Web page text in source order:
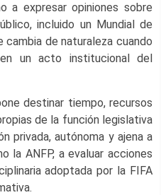
a expresar opiniones sobre
incluido un Mundial de
de naturaleza cuando
un acto institucional del
destinar tiempo, recursos
de la función legislativa
privada, autónoma y ajena a
la ANFP, a evaluar acciones
adoptada por la FIFA